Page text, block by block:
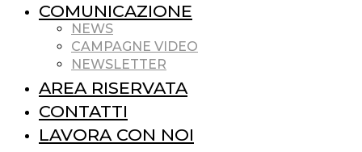
COMUNICAZIONE
NEWS
CAMPAGNE VIDEO
NEWSLETTER
AREA RISERVATA
CONTATTI
LAVORA CON NOI